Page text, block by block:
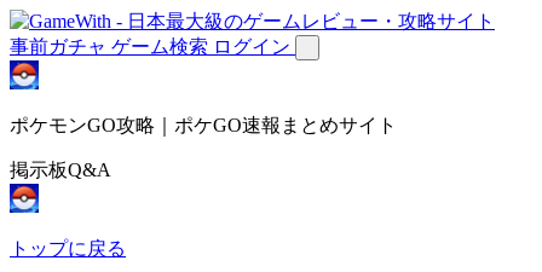
事前ガチャ ゲーム検索 ログイン
ポケモンGO攻略｜ポケGO速報まとめサイト
掲示板Q&A
トップに戻る